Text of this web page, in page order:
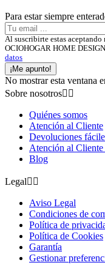
Para estar siempre
Al suscribirte estas
OCIOHOGAR HOME
datos
¡Me apunto!
No mostrar esta ventana
Sobre nosotros 
Quiénes somos
Atención al Cliente
Devoluciones
Atención al
Blog
Legal 
Aviso Legal
Condiciones de
Política de
Política de Cookies
Garantía
Gestionar